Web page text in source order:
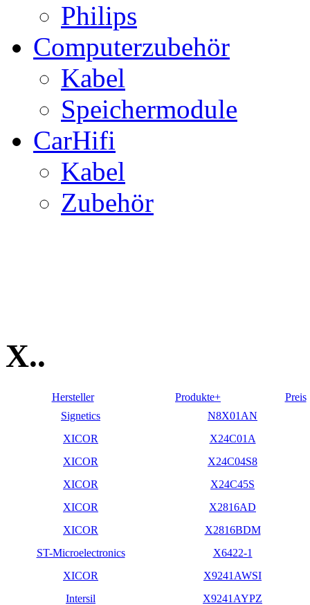
Philips
Computerzubehör
Kabel
Speichermodule
CarHifi
Kabel
Zubehör
X..
Hersteller Produkte+
Preis
Signetics
N8X01AN
XICOR
X24C01A
XICOR
X24C04S8
XICOR
X24C45S
XICOR
X2816AD
XICOR
X2816BDM
ST-Microelectronics
X6422-1
XICOR
X9241AWSI
Intersil
X9241AYPZ